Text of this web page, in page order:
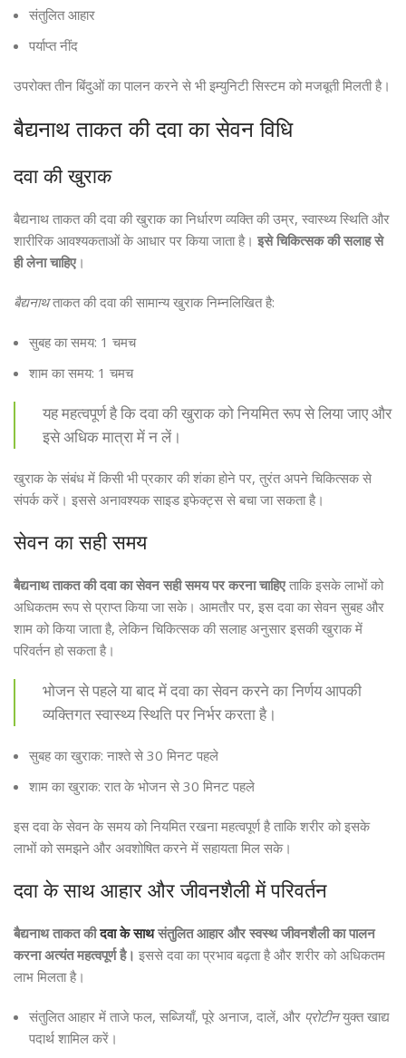
संतुलित आहार
पर्याप्त नींद
उपरोक्त तीन बिंदुओं का पालन करने से भी इम्युनिटी सिस्टम को मजबूती मिलती है।
बैद्यनाथ ताकत की दवा का सेवन विधि
दवा की खुराक
बैद्यनाथ ताकत की दवा की खुराक का निर्धारण व्यक्ति की उम्र, स्वास्थ्य स्थिति और
शारीरिक आवश्यकताओं के आधार पर किया जाता है। इसे चिकित्सक की सलाह से
ही लेना चाहिए।
बैद्यनाथताकत की दवा की सामान्य खुराक निम्नलिखित है:
सुबह का समय: 1 चमच
शाम का समय: 1 चमच
यह महत्वपूर्ण है कि दवा की खुराक को नियमित रूप से लिया जाए और
इसे अधिक मात्रा में न लें।
खुराक के संबंध में किसी भी प्रकार की शंका होने पर, तुरंत अपने चिकित्सक से
संपर्क करें। इससे अनावश्यक साइड इफेक्ट्स से बचा जा सकता है।
सेवन का सही समय
बैद्यनाथ ताकत की दवा का सेवन सही समय पर करना चाहिएताकि इसके लाभों को
अधिकतम रूप से प्राप्त किया जा सके। आमतौर पर, इस दवा का सेवन सुबह और
शाम को किया जाता है, लेकिन चिकित्सक की सलाह अनुसार इसकी खुराक में
परिवर्तन हो सकता है।
भोजन से पहले या बाद में दवा का सेवन करने का निर्णय आपकी
व्यक्तिगत स्वास्थ्य स्थिति पर निर्भर करता है।
सुबह का खुराक: नाश्ते से 30 मिनट पहले
शाम का खुराक: रात के भोजन से 30 मिनट पहले
इस दवा के सेवन के समय को नियमित रखना महत्वपूर्ण है ताकि शरीर को इसके
लाभों को समझने और अवशोषित करने में सहायता मिल सके।
दवा के साथ आहार और जीवनशैली में परिवर्तन
बैद्यनाथ ताकत कीदवा के साथसंतुलित आहार और स्वस्थ जीवनशैली का पालन
करना अत्यंत महत्वपूर्ण है। इससे दवा का प्रभाव बढ़ता है और शरीर को अधिकतम
लाभ मिलता है।
संतुलित आहार में ताजे फल, सब्जियाँ, पूरे अनाज, दालें, और प्रोटीनयुक्त खाद्य
पदार्थ शामिल करें।